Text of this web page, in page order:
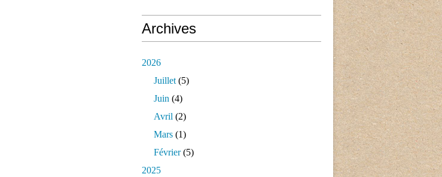
Archives
2026
Juillet (5)
Juin (4)
Avril (2)
Mars (1)
Février(5)
2025